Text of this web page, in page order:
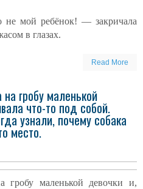
мой ребёнок! — закричала
в глазах.
Read More
гробу маленькой
что-то под собой.
узнали, почему собака
место.
гробу маленькой девочки и,